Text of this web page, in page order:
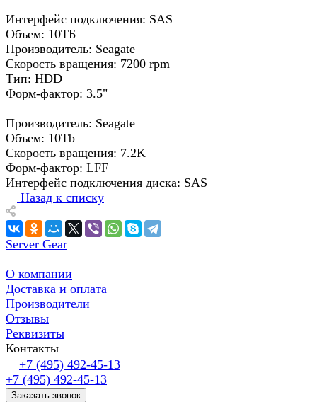
Интерфейс подключения: SAS
Объем: 10ТБ
Производитель: Seagate
Скорость вращения: 7200 rpm
Тип: HDD
Форм-фактор: 3.5"
Производитель: Seagate
Объем: 10Tb
Скорость вращения: 7.2K
Форм-фактор: LFF
Интерфейс подключения диска: SAS
Назад к списку
Server Gear
О компании
Доставка и оплата
Производители
Отзывы
Реквизиты
Контакты
+7 (495) 492-45-13
+7 (495) 492-45-13
Заказать звонок